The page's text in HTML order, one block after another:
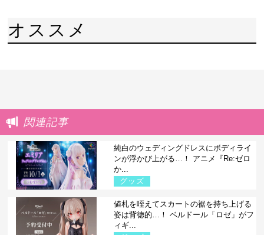
オススメ
関連記事
純白のウェディングドレスにボディライ
ンが浮かび上がる…！ アニメ『Re:ゼロ
か...
グッズ
値札を咥えてスカートの裾を持ち上げる
姿は背徳的…！ ベルドール「ロゼ」がフ
ィギ...